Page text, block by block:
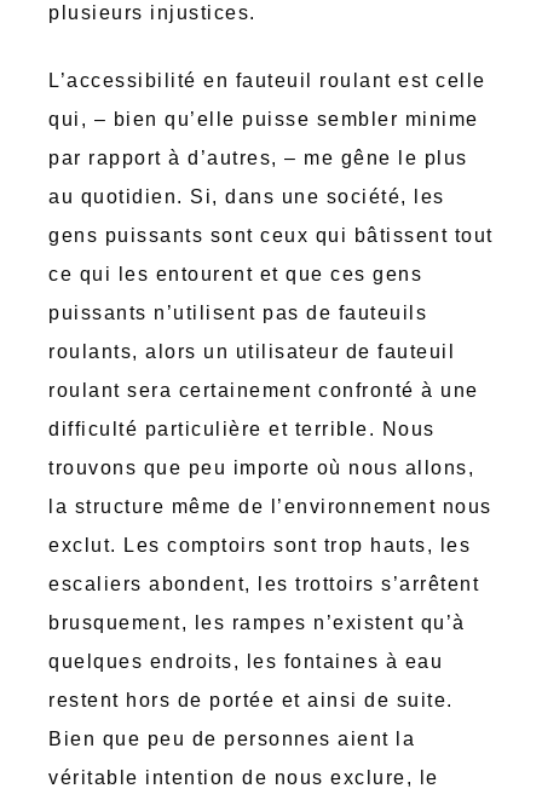
plusieurs injustices.
L’accessibilité en fauteuil roulant est celle
qui, – bien qu’elle puisse sembler minime
par rapport à d’autres, – me gêne le plus
au quotidien. Si, dans une société, les
gens puissants sont ceux qui bâtissent tout
ce qui les entourent et que ces gens
puissants n’utilisent pas de fauteuils
roulants, alors un utilisateur de fauteuil
roulant sera certainement confronté à une
difficulté particulière et terrible. Nous
trouvons que peu importe où nous allons,
la structure même de l’environnement nous
exclut. Les comptoirs sont trop hauts, les
escaliers abondent, les trottoirs s’arrêtent
brusquement, les rampes n’existent qu’à
quelques endroits, les fontaines à eau
restent hors de portée et ainsi de suite.
Bien que peu de personnes aient la
véritable intention de nous exclure, le